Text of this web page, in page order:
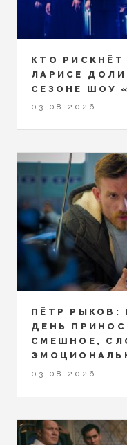
КТО
ЛАРИСЕ
СЕЗОНЕ ШОУ
03.08.2026
ПЁТР
ДЕНЬ
СМЕШНОЕ,
03.08.2026